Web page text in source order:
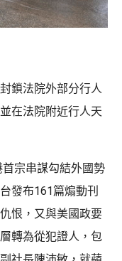
鎖法院外部分行人
在法院附近行人天
宗串謀勾結外國勢
發布161篇煽動刊
恨，又與美國政要
轉為從犯證人，包